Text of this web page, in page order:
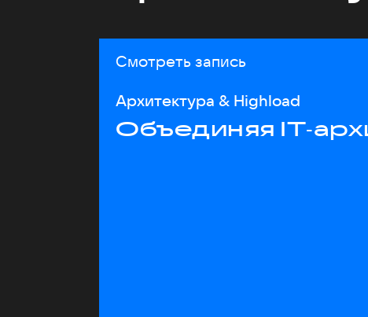
Смотреть запись
Архитектура & Highload
Объединяя